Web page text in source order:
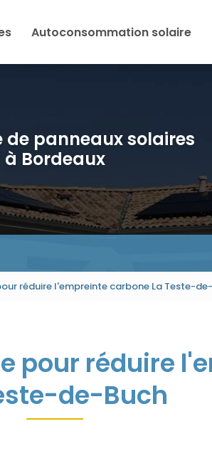
Autoconsommation solaire
de panneaux solaires
à Bordeaux
réduire l'empreinte carbone La Teste-
pour réduire
de-Buch